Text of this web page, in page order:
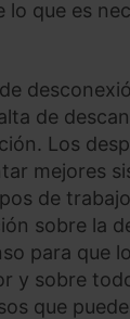
que es
de
Los
mejores
de
sobre la
para que
y sobre
que